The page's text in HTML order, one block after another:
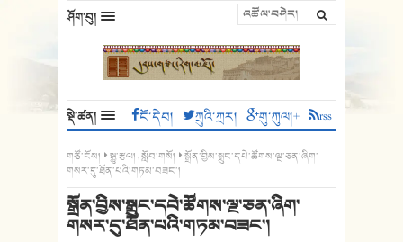
ཤོག་བུ།
སྡེ་ཚན། ངོ་དེབ། ཀྲུའི་ཀྲར། གུ་ཀུལ།+ rss
གཙོ་ངོས། སྒྱུ་རྩལ།,སློབ་གསོ།
སྒྲོན་བྱིས་སྒྲུང་དཔེ་ཚོགས་ལྔ་ཅན་ཞིག་
གསར་དུ་ཐོན་པའི་གཏམ་བཟང་།
སྒྲོན་བྱིས་སྒྲུང་དཔེ་ཚོགས་ལྔ་ཅན་ཞིག་
གསར་དུ་ཐོན་པའི་གཏམ་བཟང་།